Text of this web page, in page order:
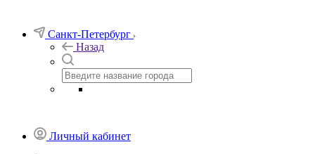
Санкт-Петербург
Назад
Личный кабинет